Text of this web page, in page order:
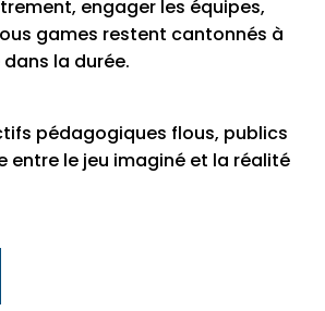
engager les équipes,
games restent cantonnés à
la durée.
pédagogiques flous, publics
le jeu imaginé et la réalité